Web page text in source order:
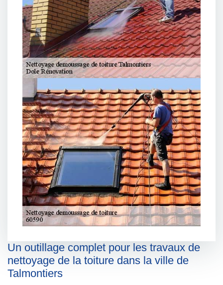
Un outillage complet pour les travaux de
nettoyage de la toiture dans la ville de
Talmontiers